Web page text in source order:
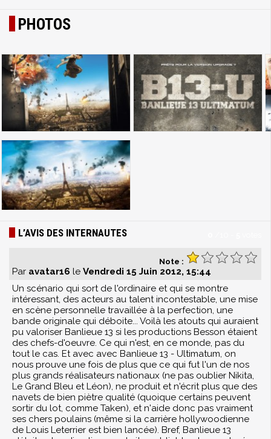
PHOTOS
L’AVIS DES INTERNAUTES
Note :
Par avatar16 le Vendredi 15 Juin 2012, 15:44
Un scénario qui sort de l'ordinaire et qui se montre
intéressant, des acteurs au talent incontestable, une mise
en scène personnelle travaillée à la perfection, une
bande originale qui déboite... Voilà les atouts qui auraient
pu valoriser Banlieue 13 si les productions Besson étaient
des chefs-d'oeuvre. Ce qui n'est, en ce monde, pas du
tout le cas. Et avec avec Banlieue 13 - Ultimatum, on
nous prouve une fois de plus que ce qui fut l'un de nos
plus grands réalisateurs nationaux (ne pas oublier Nikita,
Le Grand Bleu et Léon), ne produit et n'écrit plus que des
navets de bien piètre qualité (quoique certains peuvent
sortir du lot, comme Taken), et n'aide donc pas vraiment
ses chers poulains (même si la carrière hollywoodienne
de Louis Leterrier est bien lancée). Bref, Banlieue 13